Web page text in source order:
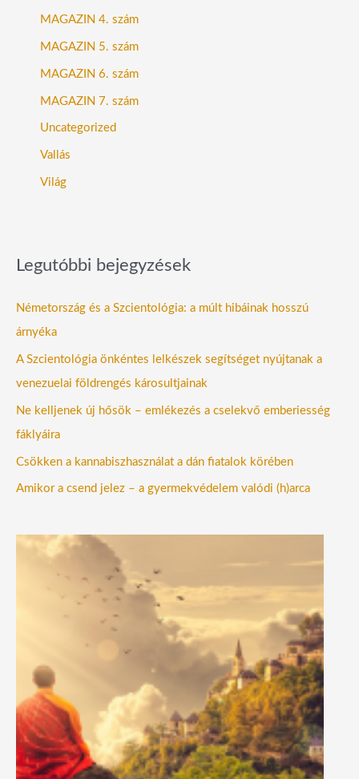
MAGAZIN 4. szám
MAGAZIN 5. szám
MAGAZIN 6. szám
MAGAZIN 7. szám
Uncategorized
Vallás
Világ
Legutóbbi bejegyzések
Németország és a Szcientológia: a múlt hibáinak hosszú
árnyéka
A Szcientológia önkéntes lelkészek segítséget nyújtanak a
venezuelai földrengés károsultjainak
Ne kelljenek új hősök – emlékezés a cselekvő emberiesség
fáklyáira
Csökken a kannabiszhasználat a dán fiatalok körében
Amikor a csend jelez – a gyermekvédelem valódi (h)arca